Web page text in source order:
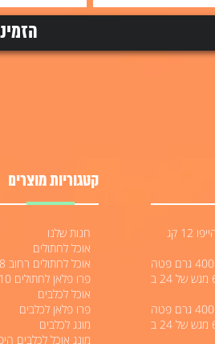
מזון רפואי אולטרה הייפו 12 קג
פחית סולו לחתולים 400 גרם פטה
בטעימות מעולה 6₪ מגש של 24 ב
פחית סולו לחתולים 400 גרם פטה
בטעימות מעולה 6₪ מגש של 24 ב
קטגוריות מוצרים
חנות שלנו
אוכל לחתולים
אוכל לחתולים רחוב 18 ק"ג
פרו פלאן לחתולים 10 קילו
אוכל לכלבים
פרו פלאן לכלבים
מונג לכלבים
מונג אוכל לכלבים